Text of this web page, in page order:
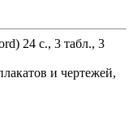
24 с., 3 табл., 3
и чертежей,